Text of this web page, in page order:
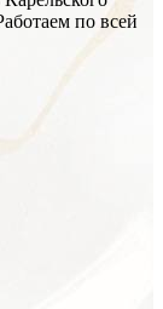
по всей